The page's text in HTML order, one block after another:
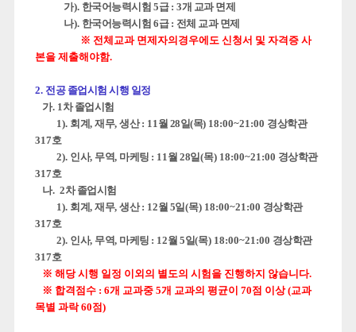
가). 한국어능력시험 5급 : 3개 교과 면제
나). 한국어능력시험 6급 : 전체 교과 면제
※ 전체교과 면제자의경우에도 신청서 및 자격증 사
본을 제출해야함.
2. 전공 졸업시험 시행 일정
가. 1차 졸업시험
1). 회계,재무,생산: 11월 28일(목) 18:00~21:00 경상학관
317호
2). 인사, 무역, 마케팅 : 11월 28일(목) 18:00~21:00 경상학관
317호
나. 2차 졸업시험
1). 회계,재무,생산: 12월 5일(목) 18:00~21:00 경상학관
317호
2). 인사, 무역, 마케팅 : 12월 5일(목) 18:00~21:00 경상학관
317호
※해당 시행 일정 이외의 별도의 시험을 진행하지 않습니다.
※ 합격점수 :6개 교과중 5개 교과의 평균이 70점 이상 (교과
목별 과락 60점)